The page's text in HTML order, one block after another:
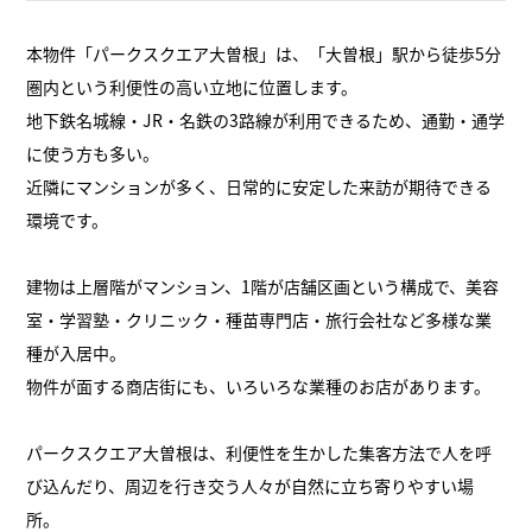
本物件「パークスクエア大曽根」は、「大曽根」駅から徒歩5分
圏内という利便性の高い立地に位置します。
地下鉄名城線・JR・名鉄の3路線が利用できるため、通勤・通学
に使う方も多い。
近隣にマンションが多く、日常的に安定した来訪が期待できる
環境です。
建物は上層階がマンション、1階が店舗区画という構成で、美容
室・学習塾・クリニック・種苗専門店・旅行会社など多様な業
種が入居中。
物件が面する商店街にも、いろいろな業種のお店があります。
パークスクエア大曽根は、利便性を生かした集客方法で人を呼
び込んだり、周辺を行き交う人々が自然に立ち寄りやすい場
所。